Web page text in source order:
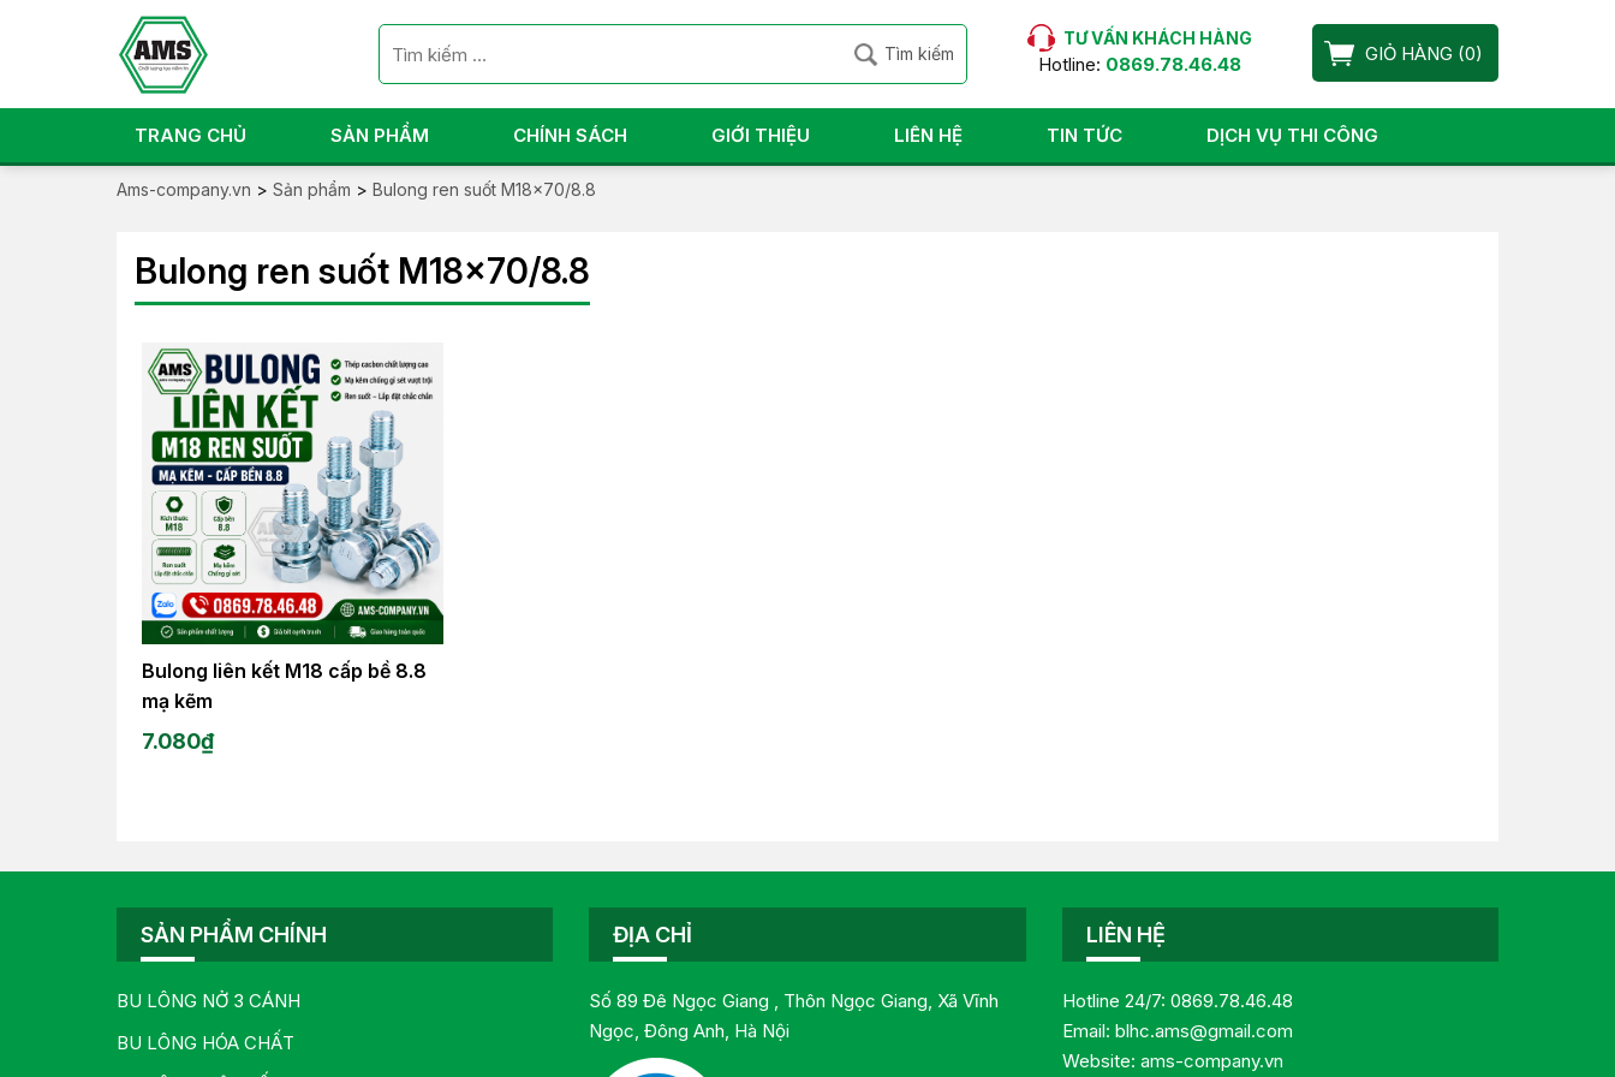
GIỎ HÀNG (0)
TƯ VẤN KHÁCH HÀNG
Hotline: 0869.78.46.48
TRANG CHỦ SẢN PHẨM CHÍNH SÁCH GIỚI THIỆU LIÊN HỆ TIN TỨC DỊCH VỤ THI CÔNG
Ams-company.vn > Sản phẩm > Bulong ren suốt M18x70/8.8
Bulong ren suốt M18x70/8.8
Bulong liên kết M18 cấp bề 8.8
mạ kẽm
7.080₫
SẢN PHẨM CHÍNH
BU LÔNG NỞ 3 CÁNH
BU LÔNG HÓA CHẤT
ĐỊA CHỈ
Số 89 Đê Ngọc Giang , Thôn Ngọc Giang, Xã Vĩnh
Ngọc, Đông Anh, Hà Nội
LIÊN HỆ
Hotline 24/7: 0869.78.46.48
Email: blhc.ams@gmail.com
Website: ams-company.vn